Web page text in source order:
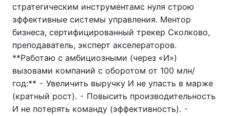
стратегическим инструментамс нуля строю
эффективные системы управления. Ментор
бизнеса, сертифицированный трекер Сколково,
преподаватель, эксперт акселераторов.
**Работаю с амбициозными (через «И»)
вызовами компаний с оборотом от 100 млн/
год:** ⁃ Увеличить выручку И не упасть в марже
(кратный рост). ⁃ Повысить производительность
И не потерять команду (эффективность). ⁃